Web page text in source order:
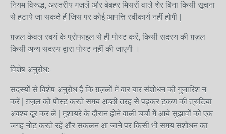
नियम विरूद्ध, अस्तरीय ग़ज़लें और बेबहर मिसरों वाले शेर बिना किसी सूचना
से हटाये जा सकते हैं जिस पर कोई आपत्ति स्वीकार्य नहीं होगी |
ग़ज़ल केवल स्वयं के प्रोफाइल से ही पोस्ट करें, किसी सदस्य की ग़ज़ल
किसी अन्य सदस्य द्वारा पोस्ट नहीं की जाएगी ।
विशेष अनुरोध:-
सदस्यों से विशेष अनुरोध है कि ग़ज़लों में बार बार संशोधन की गुजारिश न
करें | ग़ज़ल को पोस्ट करते समय अच्छी तरह से पढ़कर टंकण की त्रुटियां
अवश्य दूर कर लें | मुशायरे के दौरान होने वाली चर्चा में आये सुझावों को एक
जगह नोट करते रहें और संकलन आ जाने पर किसी भी समय संशोधन का